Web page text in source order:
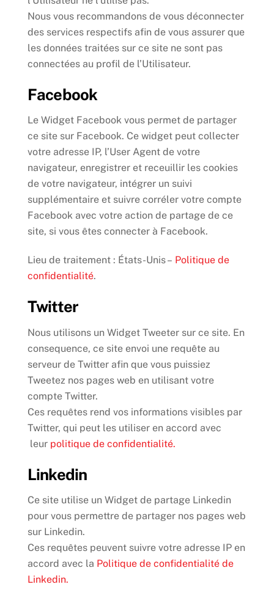
Nous vous recommandons de vous déconnecter
des services respectifs afin de vous assurer que
les données traitées sur ce site ne sont pas
connectées au profil de l’Utilisateur.
Facebook
Le Widget Facebook vous permet de partager
ce site sur Facebook. Ce widget peut collecter
votre adresse IP, l’User Agent de votre
navigateur, enregistrer et receuillir les cookies
de votre navigateur, intégrer un suivi
supplémentaire et suivre corréler votre compte
Facebook avec votre action de partage de ce
site, si vous êtes connecter à Facebook.
Lieu de traitement : États-Unis – Politique de
confidentialité.
Twitter
Nous utilisons un Widget Tweeter sur ce site. En
consequence, ce site envoi une requête au
serveur de Twitter afin que vous puissiez
Tweetez nos pages web en utilisant votre
compte Twitter.
Ces requêtes rend vos informations visibles par
Twitter, qui peut les utiliser en accord avec
leur politique de confidentialité.
Linkedin
Ce site utilise un Widget de partage Linkedin
pour vous permettre de partager nos pages web
sur Linkedin.
Ces requêtes peuvent suivre votre adresse IP en
accord avec la Politique de confidentialité de
Linkedin.